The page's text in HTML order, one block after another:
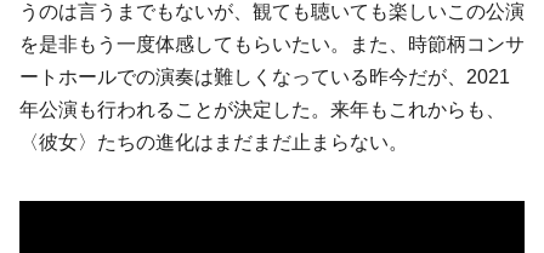
うのは言うまでもないが、観ても聴いても楽しいこの公演
を是非もう一度体感してもらいたい。また、時節柄コンサ
ートホールでの演奏は難しくなっている昨今だが、2021
年公演も行われることが決定した。来年もこれからも、
〈彼女〉たちの進化はまだまだ止まらない。